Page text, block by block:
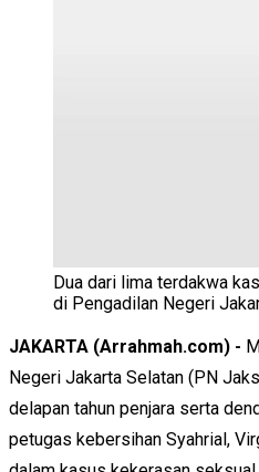
Dua dari lima terdakwa
di Pengadilan Negeri
JAKARTA (Arrahmah.com) -
Negeri Jakarta Selatan (PN
delapan tahun penjara serta
petugas kebersihan Syahrial,